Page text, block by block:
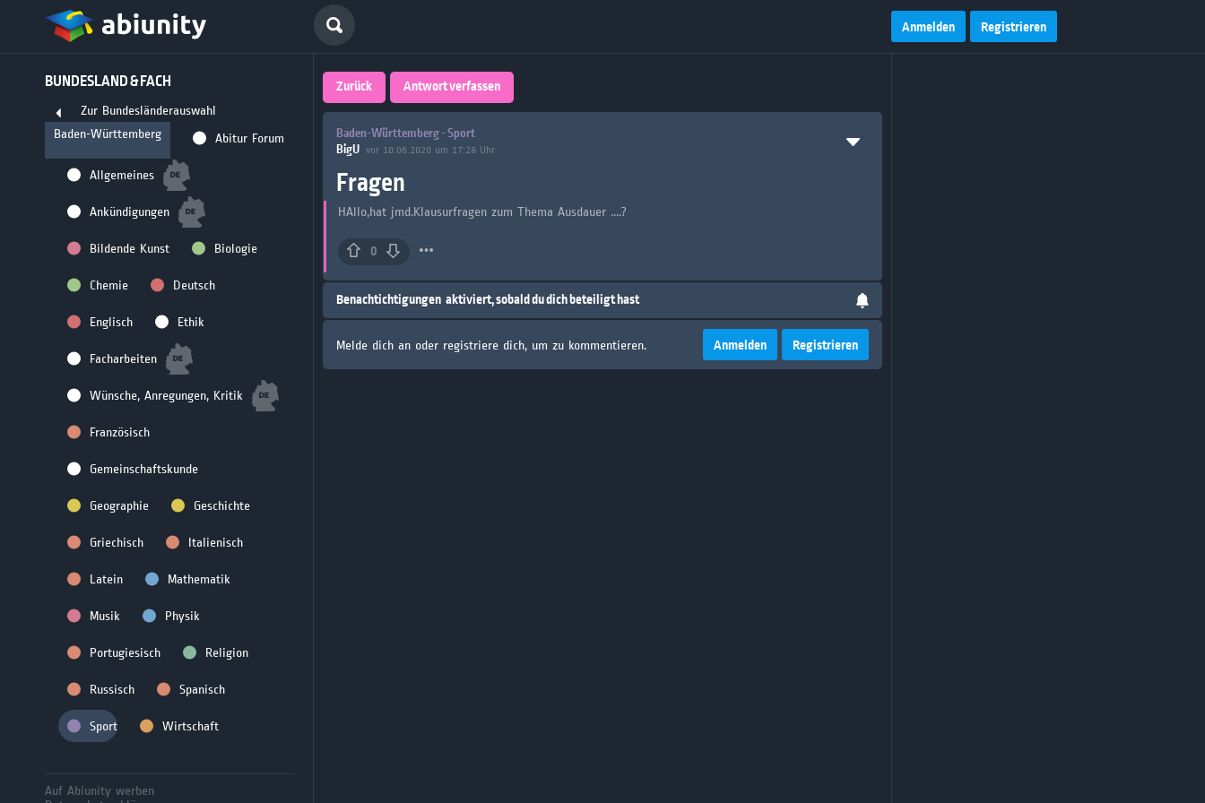
Anmelden Registrieren
BUNDESLAND & FACH
Zur Bundesländerauswahl
Baden-Württemberg
Abitur Forum
Allgemeines
Ankündigungen
Bildende Kunst Biologie
Chemie Deutsch
Englisch Ethik
Facharbeiten
Wünsche, Anregungen, Kritik
Französisch
Gemeinschaftskunde
Geographie Geschichte
Griechisch Italienisch
Latein Mathematik
Musik Physik
Portugiesisch Religion
Russisch Spanisch
Sport Wirtschaft
Auf Abiunity werben
Deutschlands
größte Plattform
für Abiturienten
Seit 2008
Zurück Antwort verfassen
Baden-Württemberg - Sport
BigU vor 10.06.2020 um 17:28 Uhr
Fragen
HAllo,hat jmd.Klausurfragen zum Thema Ausdauer ....?
0
Benachtichtigungen aktiviert, sobald du dich beteiligt hast
Melde dich an oder registriere dich, um zu kommentieren. Anmelden Registrieren